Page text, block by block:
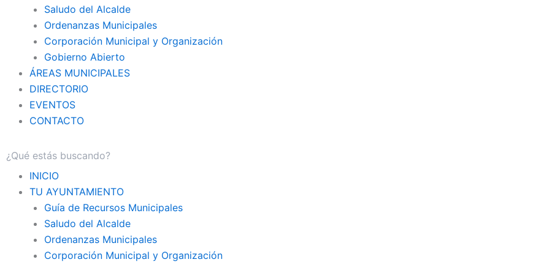
Saludo del Alcalde
Ordenanzas Municipales
Corporación Municipal y Organización
Gobierno Abierto
ÁREAS MUNICIPALES
DIRECTORIO
EVENTOS
CONTACTO
INICIO
TU AYUNTAMIENTO
Guía de Recursos Municipales
Saludo del Alcalde
Ordenanzas Municipales
Corporación Municipal y Organización